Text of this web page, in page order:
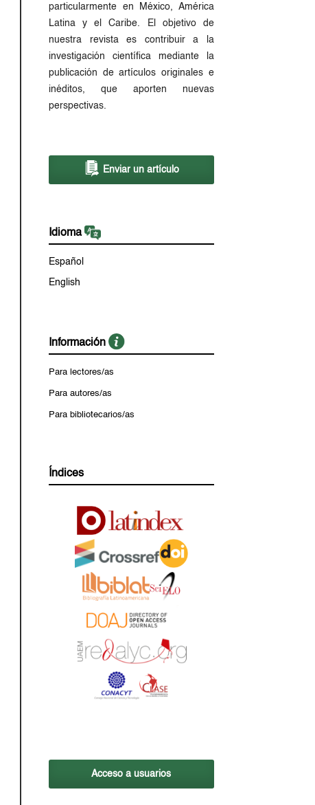
particularmente en México, América
Latina y el Caribe. El objetivo de
nuestra revista es contribuir a la
investigación científica mediante la
publicación de artículos originales e
inéditos, que aporten nuevas
perspectivas.
Enviar un artículo
Idioma
Español
English
Información
Para lectores/as
Para autores/as
Para bibliotecarios/as
Índices
Acceso a usuarios